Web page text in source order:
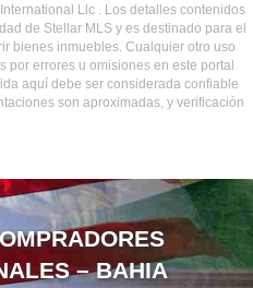
Llc . Los detalles contenidos
de Stellar MLS y es destinado para el
bienes inmuebles. Cualquier otro uso
por errores u omisiones en este portal
aquí debe ser considerada confiable
son aproximadas, y verificación
– BAHIA